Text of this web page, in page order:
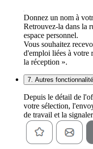
Donnez un nom à
Retrouvez-la dans la
espace personnel.
Vous souhaitez
d'emploi liées à votre
la réception ».
7. Autres
Depuis le détail de
votre sélection,
de travail et la